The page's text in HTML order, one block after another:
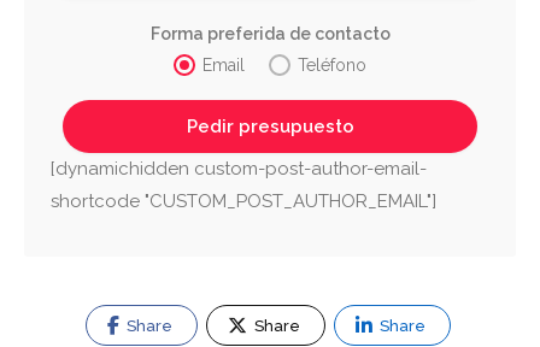
Forma preferida de contacto
Email
Teléfono
[dynamichidden custom-post-author-email-
shortcode "CUSTOM_POST_AUTHOR_EMAIL"]
Share Share Share